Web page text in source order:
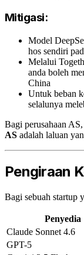
Mitigasi:
Model
hos sendiri
Melalui
anda boleh
China
Untuk beban
selalunya
Bagi perusahaan
AS adalah laluan
Pengiraan
Bagi sebuah startup
Penyedia
Claude Sonnet 4.6
GPT-5